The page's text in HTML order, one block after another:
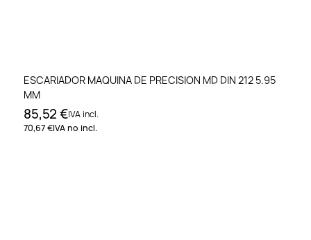
ESCARIADOR MAQUINA DE PRECISION MD DIN 212 5.95
MM
85,52 €IVA incl.
70,67 €IVA no incl.